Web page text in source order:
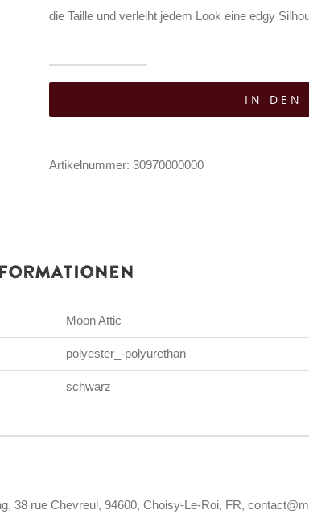
die Taille und verleiht jedem Look eine edgy
Steel
IN DEN
Artikelnummer: 30970000000
Moon Attic
polyester_-polyurethan
schwarz
38 rue Chevreul, 94600, Choisy-Le-Roi, FR,